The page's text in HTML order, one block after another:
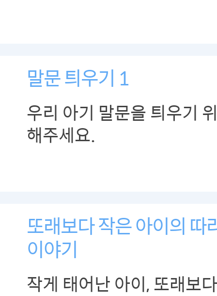
말문 틔우기 1
우리 아기 말문을 틔우기
해주세요.
또래보다 작은 아이의 따
이야기
작게 태어난 아이, 또래보